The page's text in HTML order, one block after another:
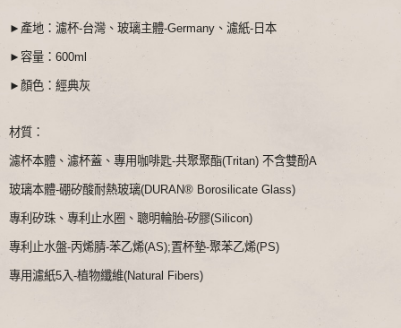
►產地：濾杯-台灣、玻璃主體-Germany、濾紙-日本
►容量：600ml
►顏色：經典灰
材質：
濾杯本體、濾杯蓋、專用咖啡匙-共聚聚酯(Tritan) 不含雙酚A
玻璃本體-硼矽酸耐熱玻璃(DURAN® Borosilicate Glass)
專利矽珠、專利止水圈、聰明輪胎-矽膠(Silicon)
專利止水盤-丙烯腈-苯乙烯(AS);置杯墊-聚苯乙烯(PS)
專用濾紙5入-植物纖維(Natural Fibers)